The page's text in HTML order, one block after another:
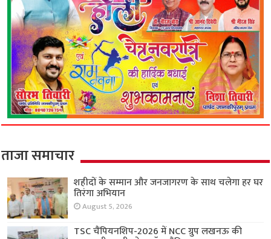
ताजा समाचार
शहीदों के सम्मान और जनजागरण के साथ चलेगा हर घर
तिरंगा अभियान
August 5, 2026
TSC चैंपियनशिप-2026 में NCC ग्रुप लखनऊ की